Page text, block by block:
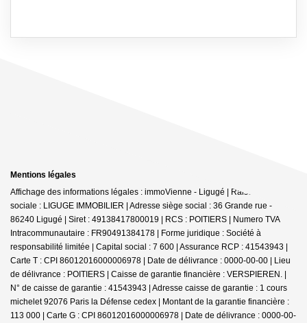
Mentions légales
Affichage des informations légales : immoVienne - Ligugé | Raison
sociale : LIGUGE IMMOBILIER | Adresse siège social : 36 Grande rue -
86240 Ligugé | Siret : 49138417800019 | RCS : POITIERS | Numero TVA
Intracommunautaire : FR90491384178 | Forme juridique : Société à
responsabilité limitée | Capital social : 7 600 | Assurance RCP : 41543943 |
Carte T : CPI 86012016000006978 | Date de délivrance : 0000-00-00 | Lieu
de délivrance : POITIERS | Caisse de garantie financière : VERSPIEREN. |
N° de caisse de garantie : 41543943 | Adresse caisse de garantie : 1 cours
michelet 92076 Paris la Défense cedex | Montant de la garantie financière :
113 000 | Carte G : CPI 86012016000006978 | Date de délivrance : 0000-00-